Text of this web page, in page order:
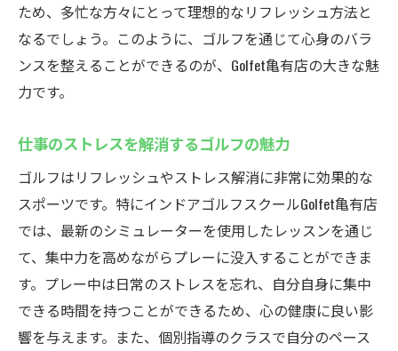
ため、多忙な方々にとって理想的なリフレッシュ方法と
なるでしょう。このように、ゴルフを通じて心身のバラ
ンスを整えることができるのが、Golfet亀有店の大きな魅
力です。
仕事のストレスを解消するゴルフの魅力
ゴルフはリフレッシュやストレス解消に非常に効果的な
スポーツです。特にインドアゴルフスクールGolfet亀有店
では、最新のシミュレーターを使用したレッスンを通じ
て、集中力を高めながらプレーに没入することができま
す。プレー中は日常のストレスを忘れ、自分自身に集中
できる時間を持つことができるため、心の健康に良い影
響を与えます。また、個別指導のクラスで自分のペース